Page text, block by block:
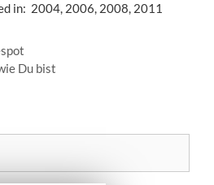
in: 2004, 2006, 2008, 2011
Du bist